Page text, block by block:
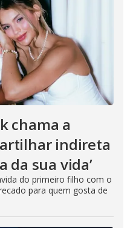
chama a
indireta
da sua vida’
do primeiro filho com o
para quem gosta de